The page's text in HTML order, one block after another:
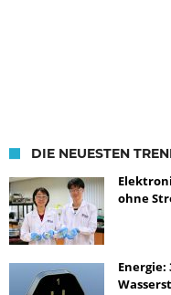
DIE NEUESTEN
ohne